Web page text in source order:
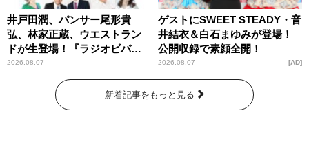
井戸田潤、パンサー尾形貴
弘、林家正蔵、ウエストラン
ドが生登場！『ラジオビバリ
ー昼ズ』
2026.08.07
ゲストにSWEET STEADY・音
井結衣＆白石まゆみが登場！
公開収録で素顔全開！
2026.08.07 AD
新着記事をもっと見る